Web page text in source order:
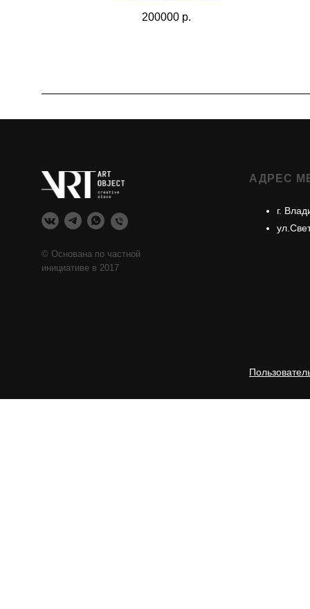
200000 р.
АДРЕС
г.
© Основана по частной
инициативе в 2017